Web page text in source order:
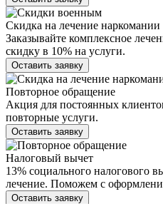
Скидка на лечение наркомании
Заказывайте комплексное
скидку в 10% на услуги.
Оставить заявку
Повторное обращение
Акция для постоянных
повторные услуги.
Оставить заявку
Налоговый вычет
13% социального налогового
лечение. Поможем с
Оставить заявку